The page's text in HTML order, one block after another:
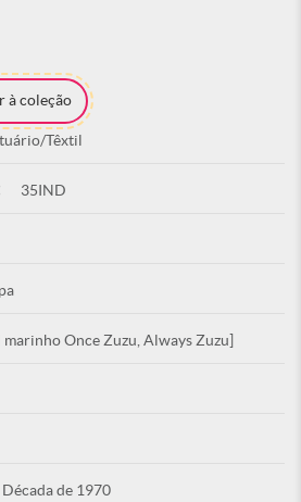
à coleção
Têxtil
35IND
marinho Once Zuzu, Always Zuzu]
Década de 1970